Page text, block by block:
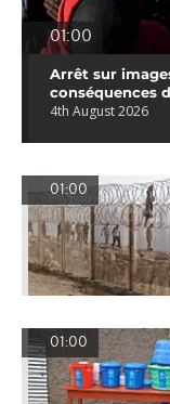
01:00
Arrêt sur
conséquences
4th August 2026
01:00
01:00